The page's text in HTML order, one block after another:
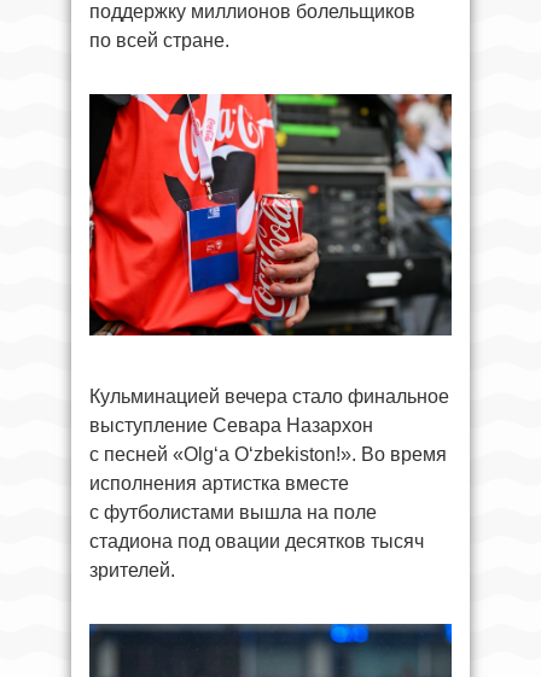
поддержку миллионов болельщиков
по всей стране.
Кульминацией вечера стало финальное
выступление Севара Назархон
с песней «Olg‘a O‘zbekiston!». Во время
исполнения артистка вместе
с футболистами вышла на поле
стадиона под овации десятков тысяч
зрителей.